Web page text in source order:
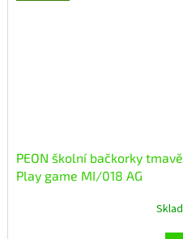
PEON školní bačkorky
Play game MI/018 AG